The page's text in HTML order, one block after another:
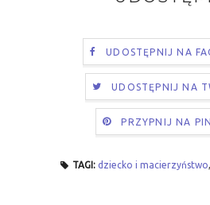
UDOSTĘPNIJ NA
UDOSTĘPNIJ NA
PRZYPNIJ NA
TAGI: dziecko i macierzyństwo,